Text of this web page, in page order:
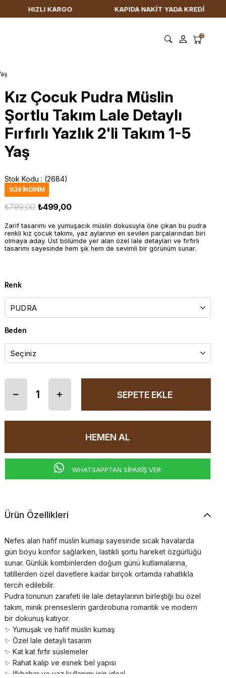
KAPIDA NAKİT YADA KREDİ KARTI İLE ÖDEME
0
Kız Çocuk Pudra Müslin
Şortlu Takım Lale Detaylı
Fırfırlı Yazlık 2'li Takım 1-5
Yaş
Stok Kodu (2684)
%38 İNDIRIM
₺799,00 ₺499,00
Zarif tasarımı ve yumuşacık müslin dokusuyla öne çıkan bu pudra
renkli kız çocuk takımı, yaz aylarının en sevilen parçalarından biri
olmaya aday. Üst bölümde yer alan özel lale detayları ve fırfırlı
tasarımı sayesinde hem şık hem de sevimli bir görünüm sunar.
Renk
Beden
WHATSAPPTAN SİPARİŞ VER
Ürün Özellikleri
Nefes alan hafif müslin kumaşı sayesinde sıcak havalarda
gün boyu konfor sağlarken, lastikli şortu hareket özgürlüğü
sunar. Günlük kombinlerden doğum günü kutlamalarına,
tatillerden özel davetlere kadar birçok ortamda rahatlıkla
tercih edilebilir.
Pudra tonunun zarafeti ile lale detaylarının birleştiği bu özel
takım, minik prenseslerin gardırobuna romantik ve modern
bir dokunuş katıyor.
✨ Yumuşak ve hafif müslin kumaş
✨ Özel lale detaylı tasarım
✨ Kat kat fırfır süslemeler
✨ Rahat kalıp ve esnek bel yapısı
✨ İlkbahar ve yaz kullanımı için ideal